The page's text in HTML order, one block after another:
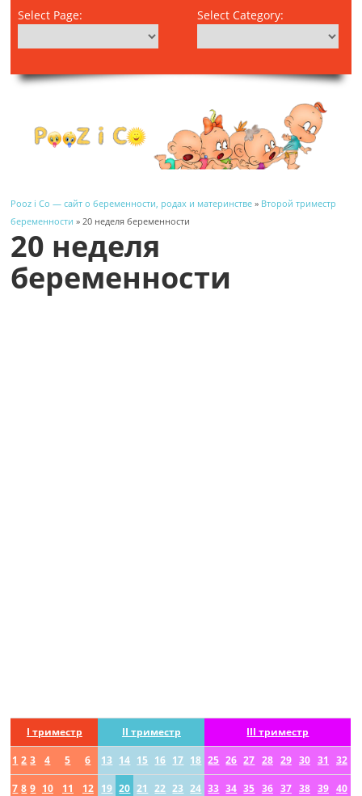
Select Page: Select Category:
Pooz i Co — сайт о беременности, родах и материнстве » Второй триместр
беременности » 20 неделя беременности
20 неделя
беременности
I триместр II триместр III триместр
1 2 3 4 5 6 13 14 15 16 17 18 25 26 27 28 29 30 31 32
7 8 9 10 11 12 19 20 21 22 23 24 33 34 35 36 37 38 39 40